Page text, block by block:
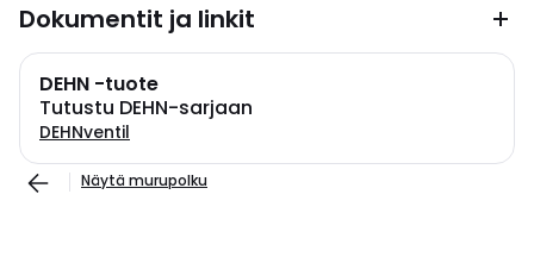
Dokumentit ja linkit
DEHN -tuote
Tutustu DEHN-sarjaan
DEHNventil
Näytä murupolku